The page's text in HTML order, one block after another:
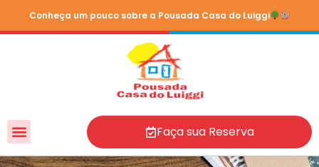
Conheça um pouco sobre a Pousada Casa do Luiggi
Faça sua Reserva